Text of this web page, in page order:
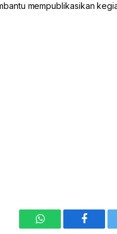
mempublikasikan
WhatsApp